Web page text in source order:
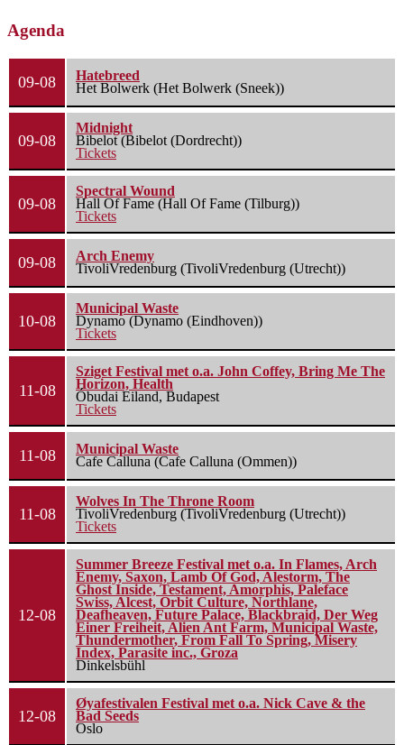
Agenda
09-08
Hatebreed
Het Bolwerk (Het Bolwerk (Sneek))
09-08
Midnight
Bibelot (Bibelot (Dordrecht))
Tickets
09-08
Spectral Wound
Hall Of Fame (Hall Of Fame (Tilburg))
Tickets
09-08
Arch Enemy
TivoliVredenburg (TivoliVredenburg (Utrecht))
10-08
Municipal Waste
Dynamo (Dynamo (Eindhoven))
Tickets
11-08
Sziget Festival met o.a. John Coffey, Bring Me The
Horizon, Health
Óbudai Eiland, Budapest
Tickets
11-08
Municipal Waste
Cafe Calluna (Cafe Calluna (Ommen))
11-08
Wolves In The Throne Room
TivoliVredenburg (TivoliVredenburg (Utrecht))
Tickets
12-08
Summer Breeze Festival met o.a. In Flames, Arch
Enemy, Saxon, Lamb Of God, Alestorm, The
Ghost Inside, Testament, Amorphis, Paleface
Swiss, Alcest, Orbit Culture, Northlane,
Deafheaven, Future Palace, Blackbraid, Der Weg
Einer Freiheit, Alien Ant Farm, Municipal Waste,
Thundermother, From Fall To Spring, Misery
Index, Parasite inc., Groza
Dinkelsbühl
12-08
Øyafestivalen Festival met o.a. Nick Cave & the
Bad Seeds
Oslo